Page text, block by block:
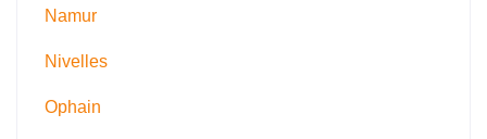
Namur
Nivelles
Ophain